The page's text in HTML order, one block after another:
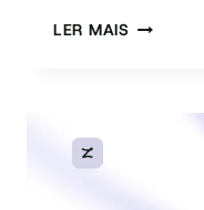
LER MAISO